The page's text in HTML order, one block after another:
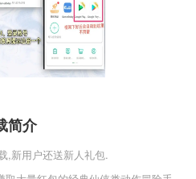
简介
,新用户还送新人礼包.